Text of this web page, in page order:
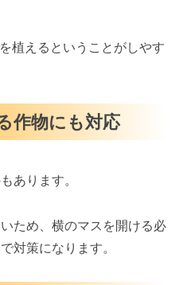
植えるということがしやす
作物にも対応
あります。
ため、横のマスを開ける必
対策になります。